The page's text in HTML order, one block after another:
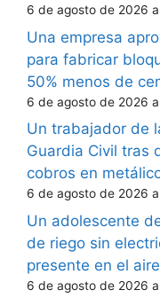
6 de agosto de 2026
Una empresa
para fabricar
50% menos de
6 de agosto de 2026 a
Un trabajador de
Guardia Civil tras
cobros en
6 de agosto de 2026 a
Un adolescente
de riego sin
presente en el aire
6 de agosto de 2026 a